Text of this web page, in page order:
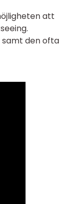
att
samt den ofta